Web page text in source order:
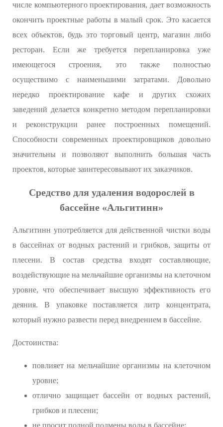
числе компьютерного проектирования, дает возможность
окончить проектные работы в малый срок. Это касается
всех объектов, будь это торговый центр, магазин либо
ресторан. Если же требуется перепланировка уже
имеющегося строения, это также полностью
осуществимо с наименьшими затратами. Довольно
нередко проектирование кафе и других схожих
заведений делается конкретно методом перепланировки
и реконструкции ранее построенных помещений.
Способности современных проектировщиков довольно
значительны и позволяют выполнить большая часть
проектов, которые заинтересовывают их заказчиков.
Средство для удаления водорослей в
бассейне «Альгитинн»
Альгитинн употребляется для действенной чистки воды
в бассейнах от водных растений и грибков, защиты от
плесени. В состав средства входят составляющие,
воздействующие на мельчайшие организмы на клеточном
уровне, что обеспечивает высшую эффективность его
деяния. В упаковке поставляется литр концентрата,
который нужно развести перед внедрением в бассейне.
Достоинства:
повлияет на мельчайшие организмы на клеточном
уровне;
отлично защищает бассейн от водных растений,
грибков и плесени;